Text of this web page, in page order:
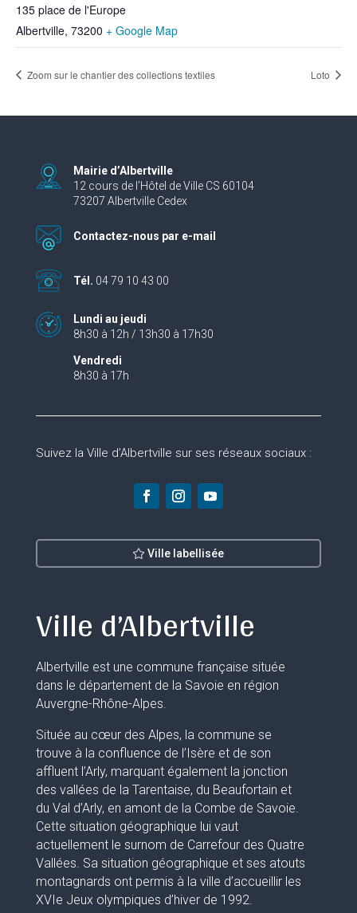
135 place de l'Europe
Albertville, 73200 + Google Map
Zoom sur le chantier des collections textiles Loto
Mairie d’Albertville
12 cours de l’Hôtel de Ville CS 60104
73207 Albertville Cedex
Contactez-nous par e-mail
Tél. 04 79 10 43 00
Lundi au jeudi
8h30 à 12h / 13h30 à 17h30
Vendredi
8h30 à 17h
Suivez la Ville d’Albertville sur ses réseaux sociaux :
Ville labellisée
Ville d’Albertville
Albertville est une commune française située
dans le département de la Savoie en région
Auvergne-Rhône-Alpes.
Située au cœur des Alpes, la commune se
trouve à la confluence de l’Isère et de son
affluent l’Arly, marquant également la jonction
des vallées de la Tarentaise, du Beaufortain et
du Val d’Arly, en amont de la Combe de Savoie.
Cette situation géographique lui vaut
actuellement le surnom de Carrefour des Quatre
Vallées. Sa situation géographique et ses atouts
montagnards ont permis à la ville d’accueillir les
XVIe Jeux olympiques d’hiver de 1992.